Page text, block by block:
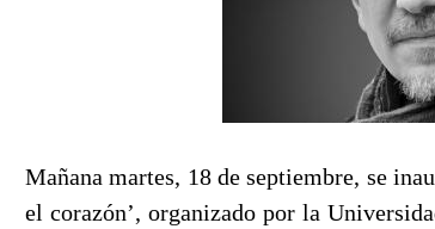
Mañana martes, 18 de septiembre, se
el corazón’, organizado por la